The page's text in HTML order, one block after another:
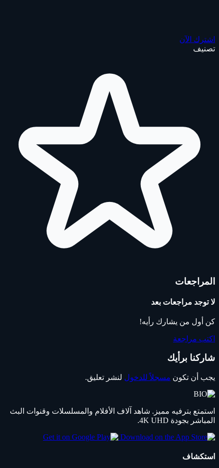
اشترك الآن
تصنيف
المراجعات
لا توجد مراجعات بعد
كن أول من يشارك رأيه!
اكتب مراجعة
شاركنا برأيك
يجب أن تكون مسجلاً للدخول لنشر تعليق.
استمتع بترفيه مميز. شاهد آلاف الأفلام والمسلسلات وقنوات البث
المباشر بجودة 4K UHD.
استكشاف